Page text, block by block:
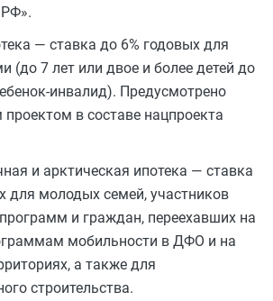
— ставка до 6% годовых для
(до 7 лет или двое и более детей до
инвалид). Предусмотрено
в составе нацпроекта
и арктическая ипотека — ставка
для молодых семей, участников
и граждан, переехавших на
мобильности в ДФО и на
а также для
строительства.